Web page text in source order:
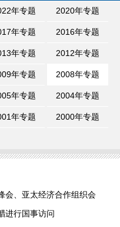
年专题 2020年专题
年专题 2016年专题
年专题 2012年专题
年专题 2008年专题
年专题 2004年专题
年专题 2000年专题
会、亚太经济合作组织会
进行国事访问